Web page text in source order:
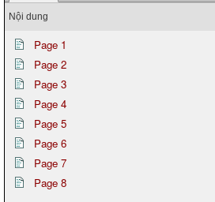
Nội dung
Page 1
Page 2
Page 3
Page 4
Page 5
Page 6
Page 7
Page 8